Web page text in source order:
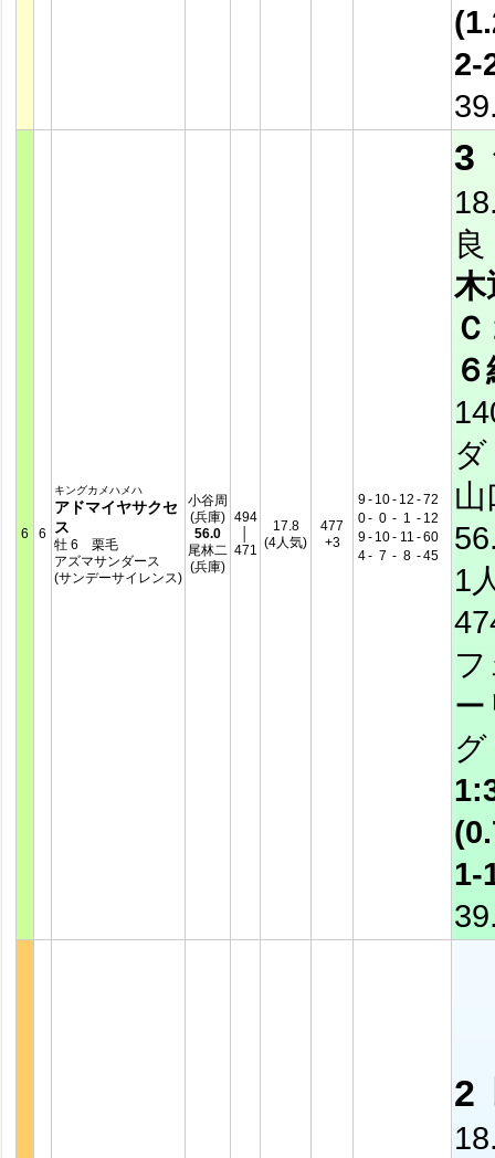
2-
6 6
キングカメハメハ
アドマイヤサクセ
ス
牡 6 栗毛
アズマサンダース
(サンデーサイレンス)
小谷周
(兵庫)
56.0
尾林二
(兵庫)
494
471
17.8
(4人気)
477
+3
9- 10- 12 -72
0- 0 - 1 - 12
9- 10- 11 -60
4- 7 - 8 -45
3
良
木
1
グ
1-
2